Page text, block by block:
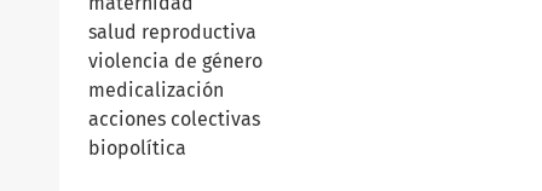
salud reproductiva
violencia de género
medicalización
acciones colectivas
biopolítica